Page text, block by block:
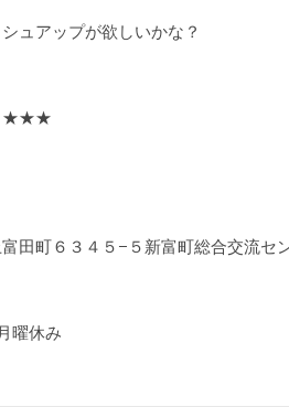
ュアップが欲しいかな？
★★★
田町６３４５−５新富町総合交流セ
曜休み